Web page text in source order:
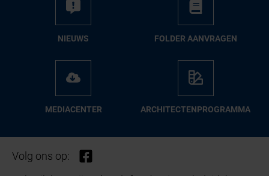
NIEUWS FOL­DER AAN­VRA­GEN
ME­DIA­CEN­TER AR­CHI­TEC­TEN­PRO­GRAM­MA
Volg ons op: